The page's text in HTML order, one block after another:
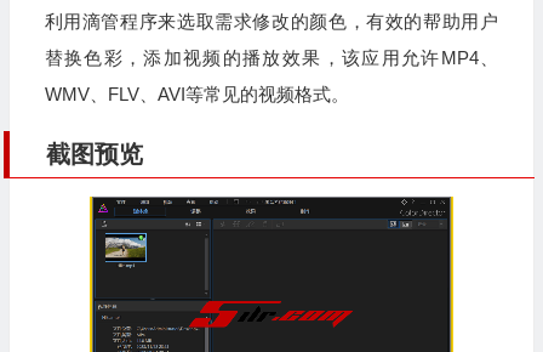
利用滴管程序来选取需求修改的颜色，有效的帮助用户
替换色彩，添加视频的播放效果，该应用允许MP4、
WMV、FLV、AVI等常见的视频格式。
截图预览